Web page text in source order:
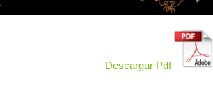
Descargar Pdf